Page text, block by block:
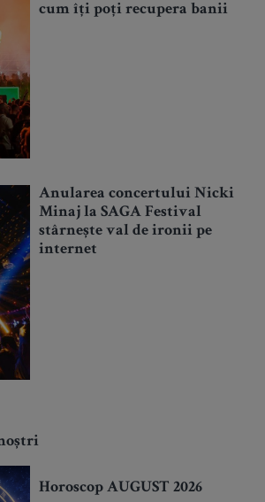
cum îți poți recupera banii
Anularea concertului Nicki
Minaj la SAGA Festival
stârnește val de ironii pe
internet
Horoscop AUGUST 2026